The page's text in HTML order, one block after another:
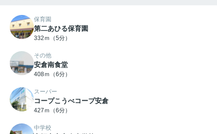
保育園
第二あひる保育園
332ｍ（5分）
その他
安倉南食堂
408ｍ（6分）
スーパー
コープこうべコープ安倉
427ｍ（6分）
中学校